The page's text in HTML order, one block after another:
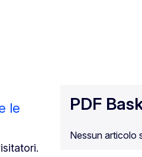
le
PDF
Nessun articolo